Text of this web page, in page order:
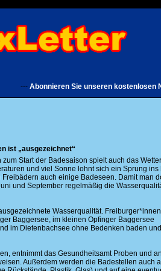
Abonnieren Sie unseren kostenlosen
ist „ausgezeichnet“
Start der Badesaison spielt auch das Wetter
und viel Sonne lohnt sich ein Sprung ins
auch einige Badeseen. Damit man
und September regelmäßig die
Wasserqualität.
Baggersee, im kleinen Opfinger Baggersee
im Dietenbachsee ohne Bedenken baden und
entnimmt das Gesundheitsamt Proben und
Außerdem werden die Badestellen auch